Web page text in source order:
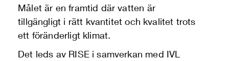
Målet är en framtid där vatten är
tillgängligt i rätt kvantitet och kvalitet trots
ett föränderligt klimat.
Det leds av RISE i samverkan med IVL